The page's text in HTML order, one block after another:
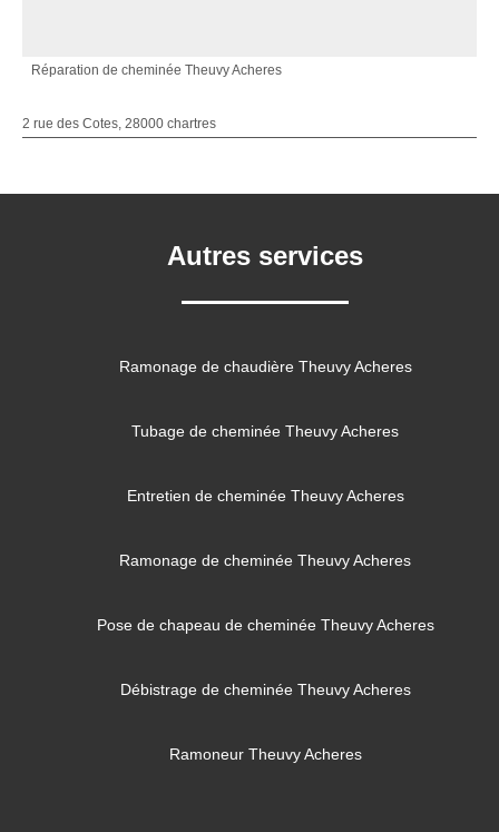
Réparation de cheminée Theuvy Acheres
2 rue des Cotes, 28000 chartres
Autres services
Ramonage de chaudière Theuvy Acheres
Tubage de cheminée Theuvy Acheres
Entretien de cheminée Theuvy Acheres
Ramonage de cheminée Theuvy Acheres
Pose de chapeau de cheminée Theuvy Acheres
Débistrage de cheminée Theuvy Acheres
Ramoneur Theuvy Acheres